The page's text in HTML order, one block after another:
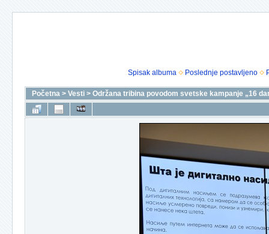
Spisak albuma Poslednje postavljeno
Početna > Vesti > Održana tribina povodom svetske kampanje „16